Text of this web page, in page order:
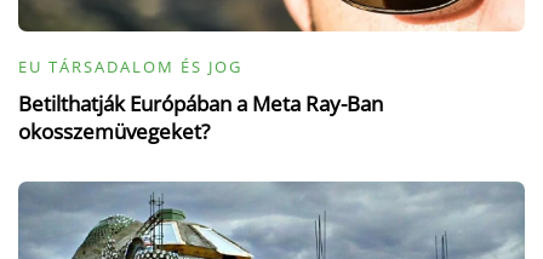
EU TÁRSADALOM ÉS JOG
Betilthatják Európában a Meta Ray-Ban
okosszemüvegeket?